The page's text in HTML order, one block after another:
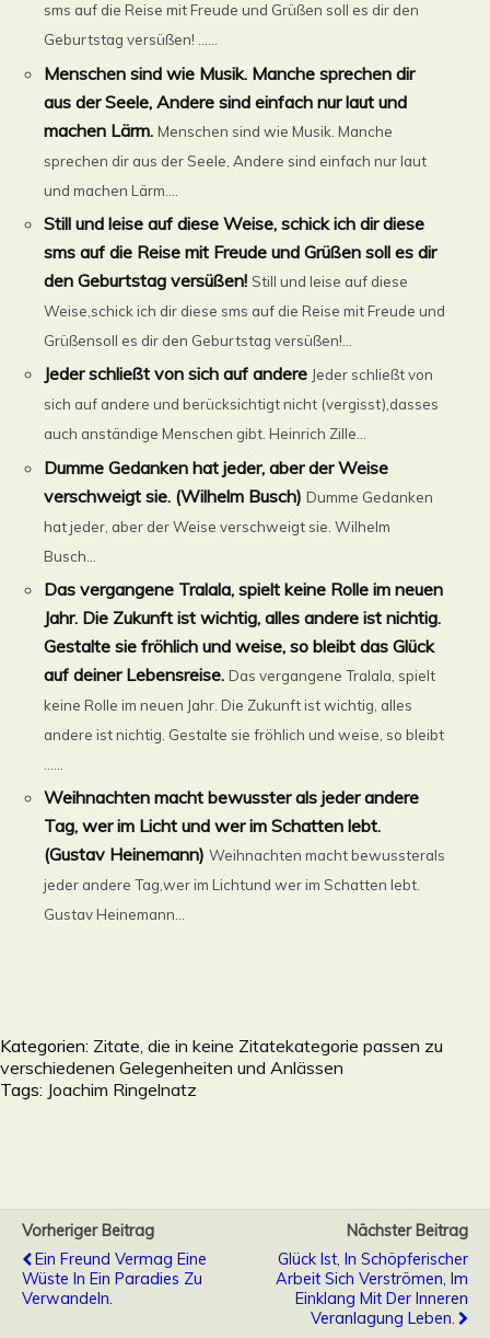
sms auf die Reise mit Freude und Grüßen soll es dir den
Geburtstag versüßen! ......
Menschen sind wie Musik. Manche sprechen dir
aus der Seele, Andere sind einfach nur laut und
machen Lärm. Menschen sind wie Musik. Manche
sprechen dir aus der Seele, Andere sind einfach nur laut
und machen Lärm....
Still und leise auf diese Weise, schick ich dir diese
sms auf die Reise mit Freude und Grüßen soll es dir
den Geburtstag versüßen! Still und leise auf diese
Weise,schick ich dir diese sms auf die Reise mit Freude und
Grüßensoll es dir den Geburtstag versüßen!...
Jeder schließt von sich auf andere Jeder schließt von
sich auf andere und berücksichtigt nicht (vergisst),dasses
auch anständige Menschen gibt. Heinrich Zille...
Dumme Gedanken hat jeder, aber der Weise
verschweigt sie. (Wilhelm Busch) Dumme Gedanken
hat jeder, aber der Weise verschweigt sie. Wilhelm
Busch...
Das vergangene Tralala, spielt keine Rolle im neuen
Jahr. Die Zukunft ist wichtig, alles andere ist nichtig.
Gestalte sie fröhlich und weise, so bleibt das Glück
auf deiner Lebensreise. Das vergangene Tralala, spielt
keine Rolle im neuen Jahr. Die Zukunft ist wichtig, alles
andere ist nichtig. Gestalte sie fröhlich und weise, so bleibt
Weihnachten macht bewusster als jeder andere
Tag, wer im Licht und wer im Schatten lebt.
(Gustav Heinemann) Weihnachten macht bewussterals
jeder andere Tag,wer im Lichtund wer im Schatten lebt.
Gustav Heinemann...
Kategorien: Zitate, die in keine Zitatekategorie passen zu
verschiedenen Gelegenheiten und Anlässen
Tags: Joachim Ringelnatz
Vorheriger Beitrag
Ein Freund Vermag Eine
Wüste In Ein Paradies Zu
Verwandeln.
Nächster Beitrag
Glück Ist, In Schöpferischer
Arbeit Sich Verströmen, Im
Einklang Mit Der Inneren
Veranlagung Leben.